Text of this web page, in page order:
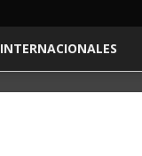
INTERNACIONALES